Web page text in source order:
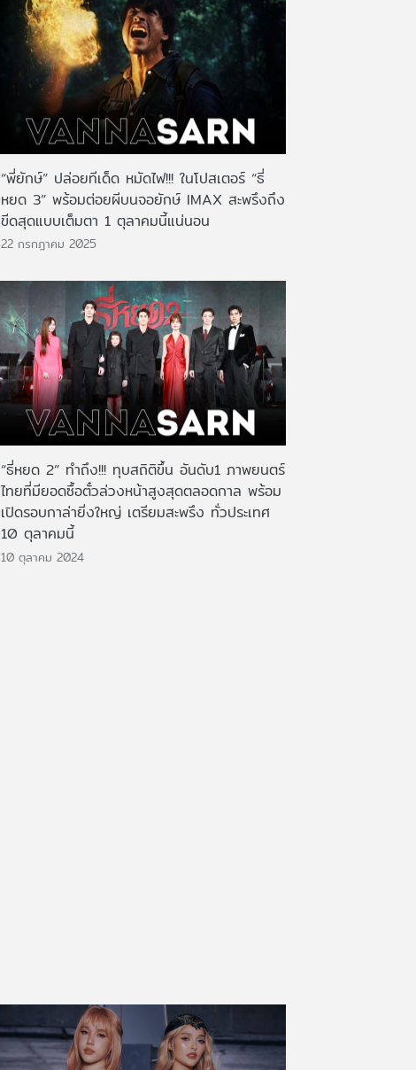
“พี่ยักษ์” ปล่อยทีเด็ด หมัดไฟ!!! ในโปสเตอร์ “ธี่
หยด 3” พร้อมต่อยผีบนจอยักษ์ IMAX สะพรึงถึง
ขีดสุดแบบเต็มตา 1 ตุลาคมนี้แน่นอน
22 กรกฎาคม 2025
“ธี่หยด 2” ทำถึง!!! ทุบสถิติขึ้น อันดับ1 ภาพยนตร์
ไทยที่มียอดซื้อตั๋วล่วงหน้าสูงสุดตลอดกาล พร้อม
เปิดรอบกาล่ายิ่งใหญ่ เตรียมสะพรึง ทั่วประเทศ
10 ตุลาคมนี้
10 ตุลาคม 2024